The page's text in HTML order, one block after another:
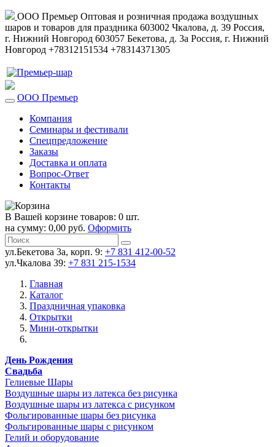
ООО Премьер Оптовая и розничная продажа воздушных
шаров и товаров для праздника 603002 Чкалова, д. 39 Россия,
г. Нижний Новгород 603057 Бекетова, д. 3а Россия, г. Нижний
Новгород +78312151534 +78314371305
ООО Премьер
Компания
Семинары и фестивали
Спецпредложение
Заказы
Доставка и оплата
Вопрос-Ответ
Контакты
В Вашей корзине товаров: 0 шт.
на сумму: 0,00 руб. Оформить
ул.Бекетова 3а, корп. 9: +7 831 412-00-52
ул.Чкалова 39: +7 831 215-1534
Главная
Каталог
Праздничная упаковка
Открытки
Мини-открытки
День Рождения
Свадьба
Гелиевые Шары
Воздушные шары из латекса без рисунка
Воздушные шары из латекса с рисунком
Фольгированные шары без рисунка
Фольгированные шары с рисунком
Гелий и оборудование